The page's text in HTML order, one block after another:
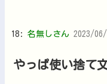
18: 名無しさん 2023/
やっぱ使い捨て